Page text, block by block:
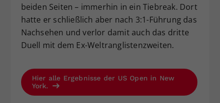
beiden Seiten – immerhin in ein Tiebreak. Dort
hatte er schließlich aber nach 3:1-Führung das
Nachsehen und verlor damit auch das dritte
Duell mit dem Ex-Weltranglistenzweiten.
Hier alle Ergebnisse der US Open in New
York.